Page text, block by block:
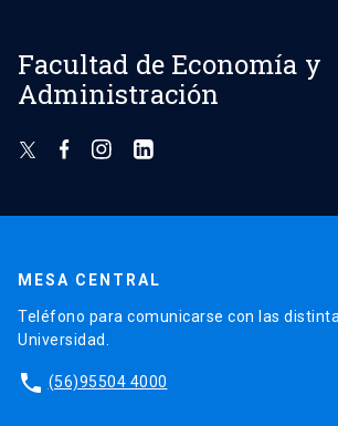
Facultad de Economía y
Administración
MESA CENTRAL
Teléfono para comunicarse con las
Universidad.
phone (56)95504 4000